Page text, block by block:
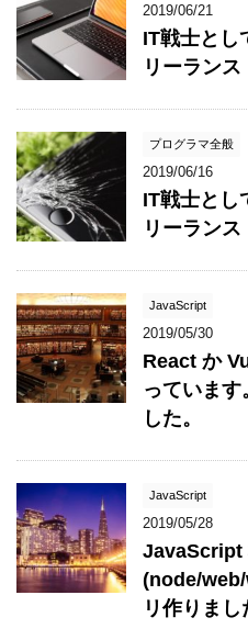
2019/06/21
IT戦士とし
リーラン
プログラマ全般
2019/06/16
IT戦士とし
リーラン
JavaScript
2019/05/30
React か
っています
した。
JavaScript
2019/05/28
JavaScript
(node/
リ作りまし